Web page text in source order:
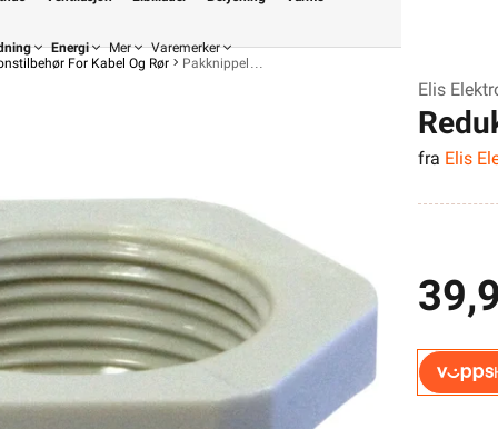
Din butikk
Kontakt
oss
Energi Mer
Varemerker
For Kabel Og Rør Pakknippel
Elis
fra Elis